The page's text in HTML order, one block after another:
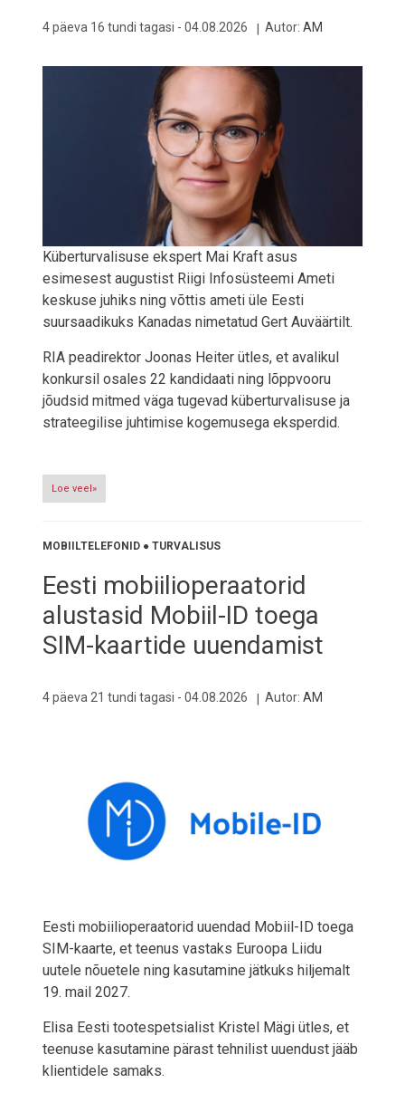
4 päeva 16 tundi tagasi - 04.08.2026 Autor: AM
Küberturvalisuse ekspert Mai Kraft asus
esimesest augustist Riigi Infosüsteemi Ameti
keskuse juhiks ning võttis ameti üle Eesti
suursaadikuks Kanadas nimetatud Gert Auväärtilt.
RIA peadirektor Joonas Heiter ütles, et avalikul
konkursil osales 22 kandidaati ning lõppvooru
jõudsid mitmed väga tugevad küberturvalisuse ja
strateegilise juhtimise kogemusega eksperdid.
Loe veel»
MOBIILTELEFONID ● TURVALISUS
Eesti mobiilioperaatorid
alustasid Mobiil-ID toega
SIM-kaartide uuendamist
4 päeva 21 tundi tagasi - 04.08.2026 Autor: AM
Eesti mobiilioperaatorid uuendad Mobiil-ID toega
SIM-kaarte, et teenus vastaks Euroopa Liidu
uutele nõuetele ning kasutamine jätkuks hiljemalt
19. mail 2027.
Elisa Eesti tootespetsialist Kristel Mägi ütles, et
teenuse kasutamine pärast tehnilist uuendust jääb
klientidele samaks.